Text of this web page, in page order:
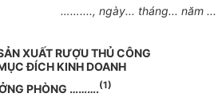
……...., ngày... tháng... năm ...
XUẤT RƯỢU THỦ CÔNG
ĐÍCH KINH DOANH
PHÒNG ……….(1)